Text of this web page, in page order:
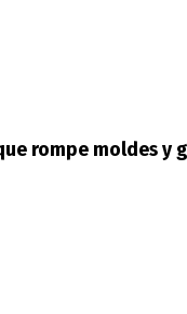
rompe moldes y